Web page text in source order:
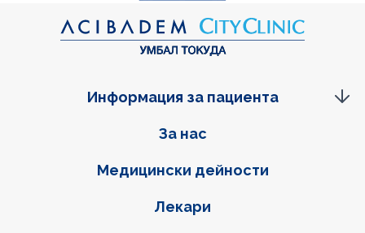
Фуутер навигация
За нас
Медицински дейности
Лекари
Информация за пациента